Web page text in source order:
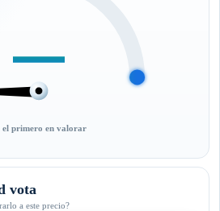
—
el primero en valorar
vota
a este precio?